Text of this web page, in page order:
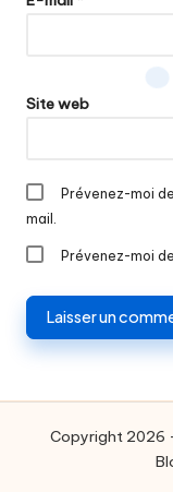
Site web
Prévenez-moi
mail.
Prévenez-moi
Copyright 2026